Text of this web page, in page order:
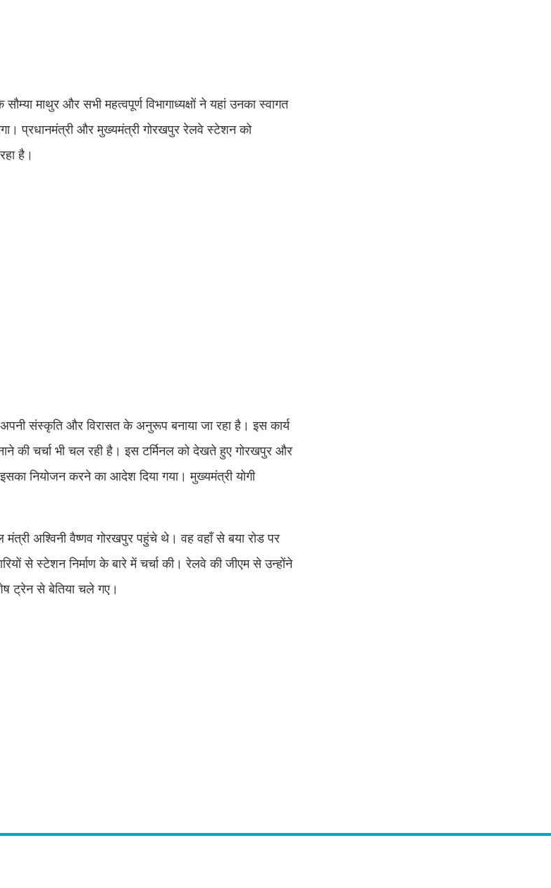
माथुर और सभी महत्वपूर्ण विभागाध्यक्षों ने यहां उनका स्वागत
प्रधानमंत्री और मुख्यमंत्री गोरखपुर रेलवे स्टेशन को
है।
संस्कृति और विरासत के अनुरूप बनाया जा रहा है। इस कार्य
की चर्चा भी चल रही है। इस टर्मिनल को देखते हुए गोरखपुर और
नियोजन करने का आदेश दिया गया। मुख्यमंत्री योगी
अश्विनी वैष्णव गोरखपुर पहुंचे थे। वह वहाँ से बया रोड पर
से स्टेशन निर्माण के बारे में चर्चा की। रेलवे की जीएम से उन्होंने
ट्रेन से बेतिया चले गए।
मुद्दों पर विश्लेषण.